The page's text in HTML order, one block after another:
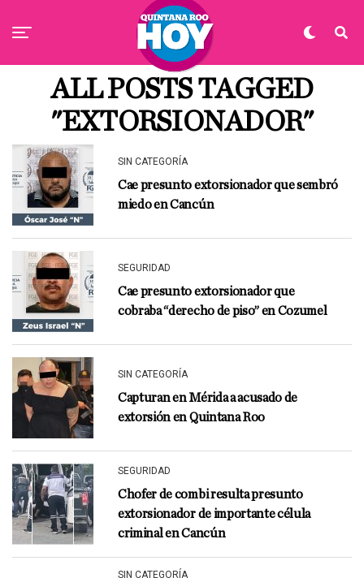
ALL POSTS TAGGED
"EXTORSIONADOR"
SIN CATEGORÍA
Cae presunto extorsionador que sembró
miedo en Cancún
SEGURIDAD
Cae presunto extorsionador que
cobraba “derecho de piso” en Cozumel
SIN CATEGORÍA
Capturan en Mérida a acusado de
extorsión en Quintana Roo
SEGURIDAD
Chofer de combi resulta presunto
extorsionador de importante célula
criminal en Cancún
SIN CATEGORÍA